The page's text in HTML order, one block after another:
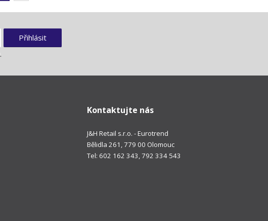
Přihlásit
.
Kontaktujte nás
J&H Retail s.r.o. - Eurotrend
Bělidla 261, 779 00 Olomouc
Tel: 602 162 343, 792 334 543